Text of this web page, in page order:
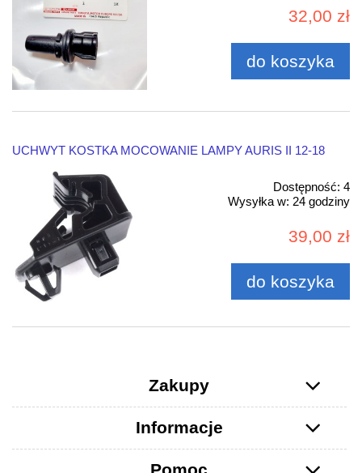
32,00 zł
do koszyka
UCHWYT KOSTKA MOCOWANIE LAMPY AURIS II 12-18
Dostępność: 4
Wysyłka w: 24 godziny
39,00 zł
do koszyka
Zakupy
Informacje